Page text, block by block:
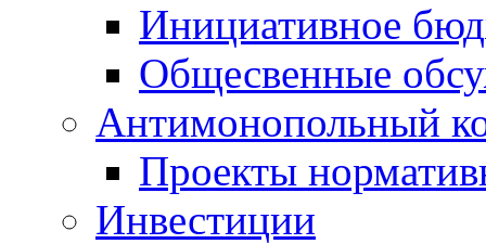
Инициативное
Общесвенные
Антимонопольный
Проекты
Инвестиции